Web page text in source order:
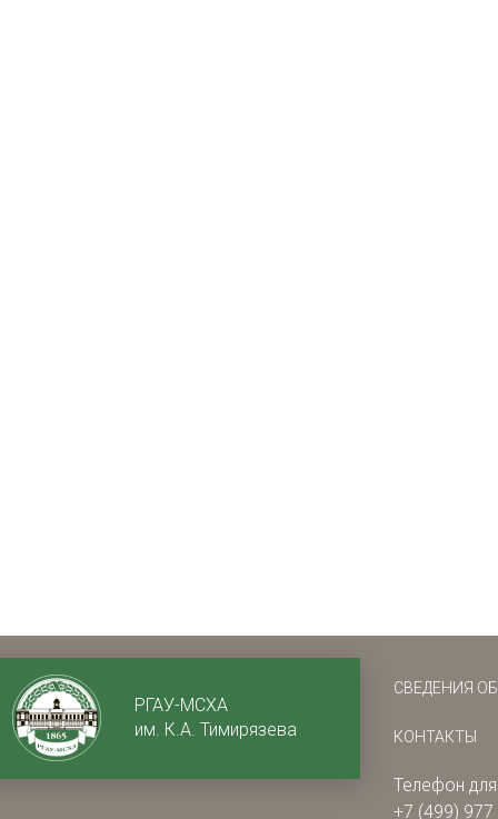
РГАУ-МСХА
им. К.А. Тимирязева
СВЕДЕНИЯ
КОНТАКТЫ
Телефон
+7 (499) 977